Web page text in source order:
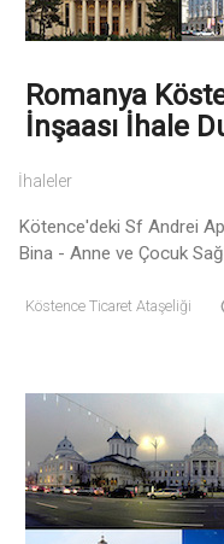
Romanya
İnşaası İhale
İhaleler
Kötence'deki Sf Andrei
Bina - Anne ve Çocuk
Köstence Ticaret Ataşeliği